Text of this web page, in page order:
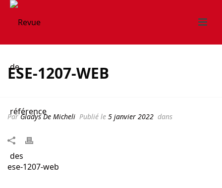
ESE-1207-WEB
ParGladys De Micheli Publié le 5 janvier 2022 dans
ese-1207-web